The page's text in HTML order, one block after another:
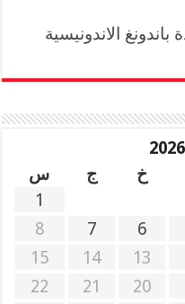
الاندونيسية
خ ج
س
1
6
7
8
13
14
15
20
21
22